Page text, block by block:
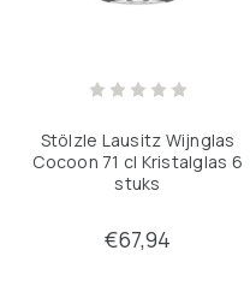
Verfijnen op
Geen filters toegepast
Stölzle Lausitz Wijnglas
Cocoon 71 cl Kristalglas 6
stuks
€67,94